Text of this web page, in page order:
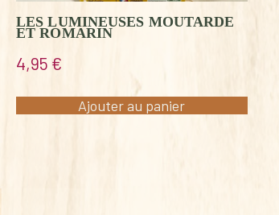
LES LUMINEUSES MOUTARDE
ET ROMARIN
4,95 €
Ajouter au panier